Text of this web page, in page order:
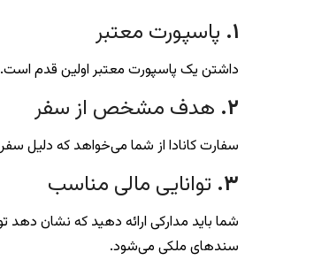
۱. پاسپورت معتبر
داشتن یک پاسپورت معتبر اولین قدم
۲. هدف مشخص از سفر
سفارت کانادا از شما می‌خواهد که دلیل
۳. توانایی مالی مناسب
شما باید مدارکی ارائه دهید که نشان دهد
سندهای ملکی می‌شود.